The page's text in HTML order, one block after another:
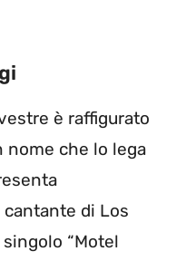
è raffigurato
nome che lo lega
di Los
“Motel